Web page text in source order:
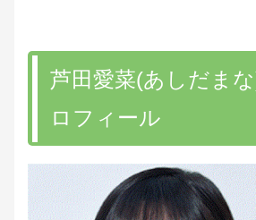
芦田愛菜(あしだま
ロフィール